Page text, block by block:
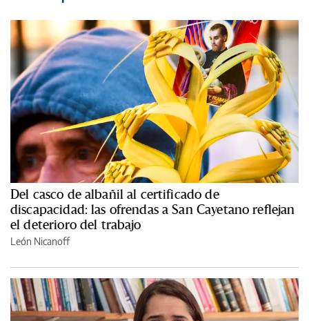
Del casco de albañil al certificado de
discapacidad: las ofrendas a San Cayetano reflejan
el deterioro del trabajo
León Nicanoff